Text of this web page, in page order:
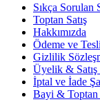
Sıkça Sorulan
Toptan Satış
Hakkımızda
Ödeme ve
Gizlilik
Üyelik & Satış
İptal ve İade
Bayi & Toptan